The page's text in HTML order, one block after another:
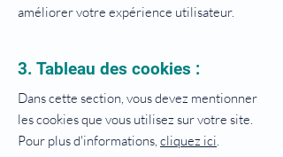
améliorer votre expérience utilisateur.
3. Tableau des cookies :
Dans cette section, vous devez mentionner
les cookies que vous utilisez sur votre site.
Pour plus d'informations, cliquez ici.